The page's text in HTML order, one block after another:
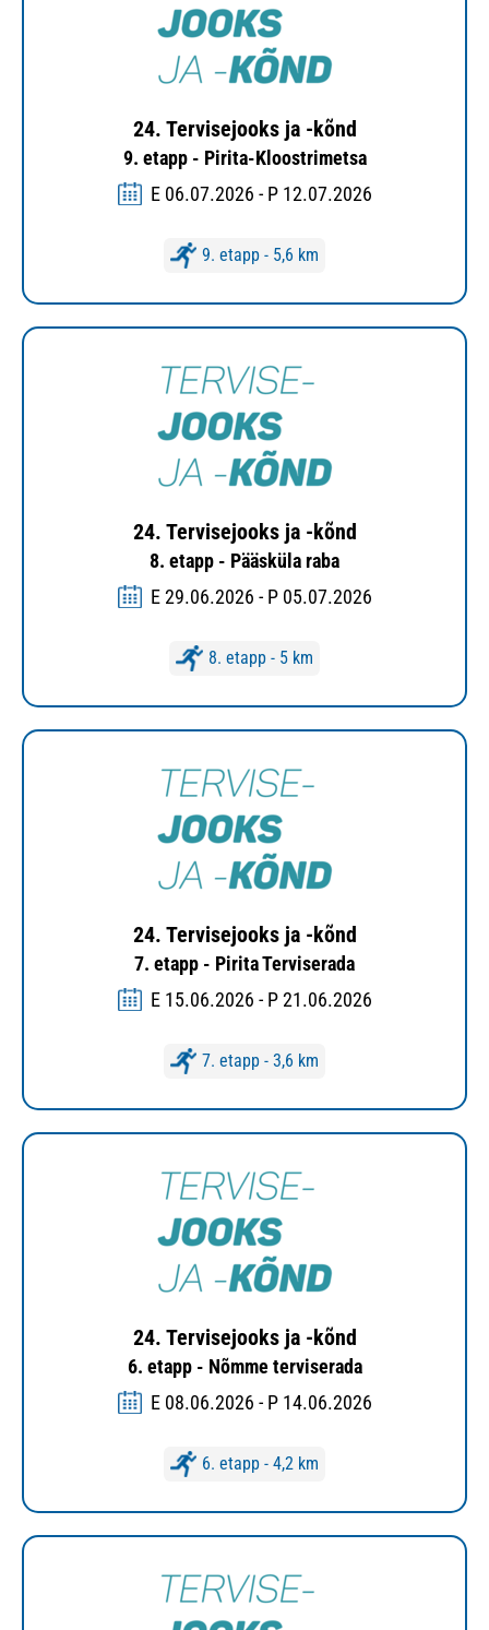
24. Tervisejooks ja -kõnd
9. etapp - Pirita-Kloostrimetsa
E 06.07.2026 - P 12.07.2026
9. etapp - 5,6 km
24. Tervisejooks ja -kõnd
8. etapp - Pääsküla raba
E 29.06.2026 - P 05.07.2026
8. etapp - 5 km
24. Tervisejooks ja -kõnd
7. etapp - Pirita Terviserada
E 15.06.2026 - P 21.06.2026
7. etapp - 3,6 km
24. Tervisejooks ja -kõnd
6. etapp - Nõmme terviserada
E 08.06.2026 - P 14.06.2026
6. etapp - 4,2 km